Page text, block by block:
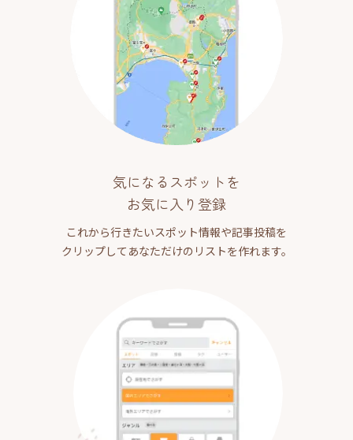
気になるスポットを
お気に入り登録
これから行きたいスポット情報や記事投稿を
クリップしてあなただけのリストを作れます。